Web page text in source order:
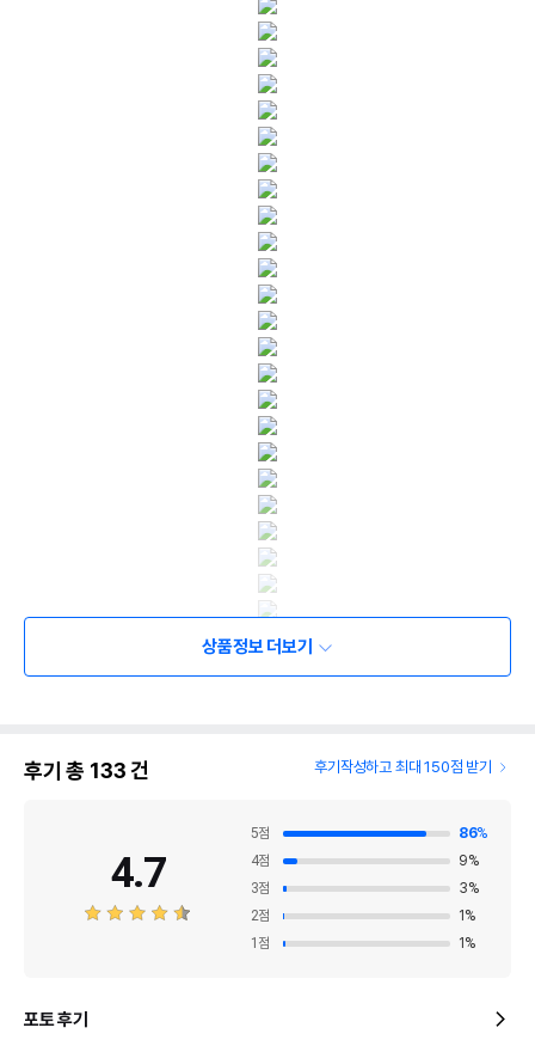
상품 필수 정보
품명 및 모델명 텐플 스마트 홈카메라 CCTV 3.0
상품정보 더보기
후기 총 133건 후기작성하고 최대 150점 받기
4.7
5점 86%
4점 9%
3점 3%
2점 1 %
1 점 1 %
포토 후기